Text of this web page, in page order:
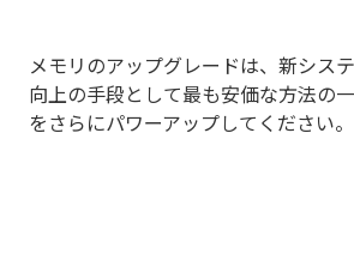
メモリのアップグレードは、新シス
向上の手段として最も安価な方法の
をさらにパワーアップしてください。